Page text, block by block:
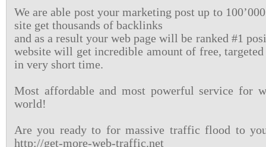
We are able post your marketing post up to
site get thousands of backlinks
and as a result your web page will be ranked #1
website will get incredible amount of free,
in very short time.
Most affordable and most powerful service for
world!
Are you ready to for massive traffic flood to
http://get-more-web-traffic.net